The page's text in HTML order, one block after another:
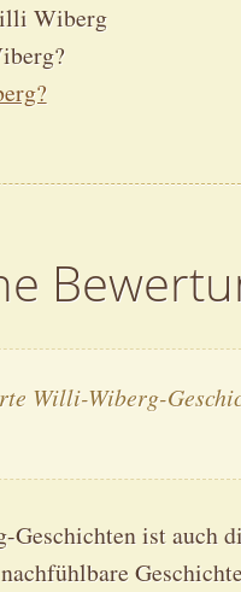
Wiberg
Willi-Wiberg-
ist auch